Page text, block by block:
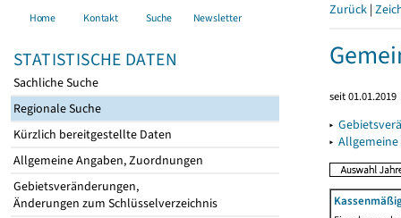
Home Kontakt Suche Newsletter
STATISTISCHE DATEN
Sachliche Suche
Regionale Suche
Kürzlich bereitgestellte Daten
Allgemeine Angaben, Zuordnungen
Gebietsveränderungen,
Änderungen zum Schlüsselverzeichnis
Zurück |
seit 01.01.2019
▸
▸